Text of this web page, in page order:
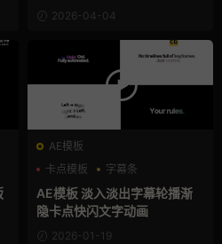
2026-04-04
AE模板
卡点模板
字幕条
字幕模板
AE模板 淡入淡出字幕轮播渐
隐卡点快闪文字动画
2026-01-19